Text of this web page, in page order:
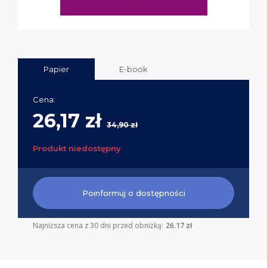
Papier E-book
Cena:
26,17 zł 34,90 zł
Produkt niedostępny
Poinformuj o dostępności
Najniższa cena z 30 dni przed obniżką: 26.17 zł